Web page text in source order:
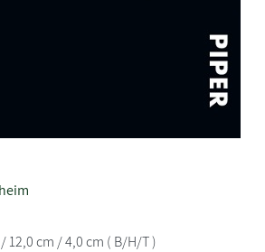
12,0 cm / 4,0 cm ( B/H/T )